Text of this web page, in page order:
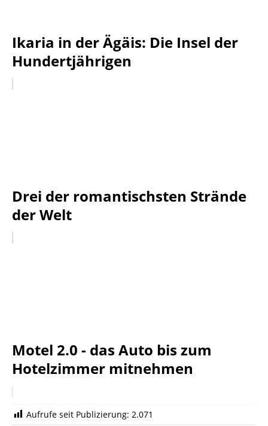
Ikaria in der Ägäis: Die Insel der
Hundertjährigen
Drei der romantischsten Strände
der Welt
Motel 2.0 - das Auto bis zum
Hotelzimmer mitnehmen
Aufrufe seit Publizierung: 2.071